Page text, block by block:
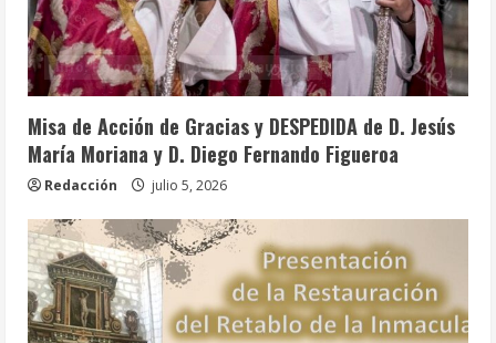
Info. Parroquial Tablón Anuncios
Misa de Acción de Gracias y DESPEDIDA de D. Jesús
María Moriana y D. Diego Fernando Figueroa
Redacción julio 5, 2026